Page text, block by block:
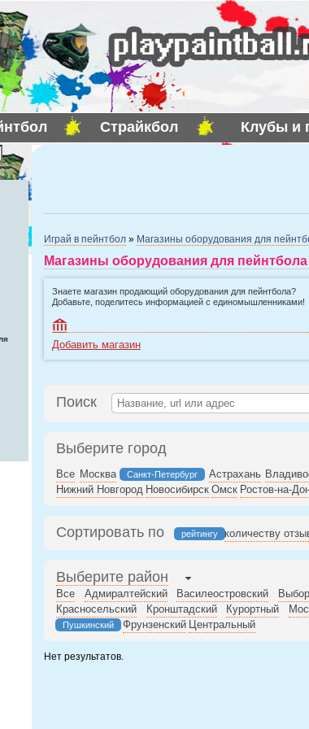
Страйкбол Клубы и
Играй в пейнтбол » Магазины оборудования для
Магазины оборудования для
Знаете магазин продающий оборудования для пейнтбола?
Добавьте, поделитесь информацией с единомышленниками!
Добавить магазин
Поиск
Выберите город
Все Москва Санкт-Петербург Астрахань
Нижний Новгород Новосибирск Омск Ростов-на-
Сортировать по рейтингу количеству
Выберите район
Все Адмиралтейский Василеостровский
Красносельский
Кронштадский Курортный
Пушкинский Фрунзенский Центральный
Нет результатов.